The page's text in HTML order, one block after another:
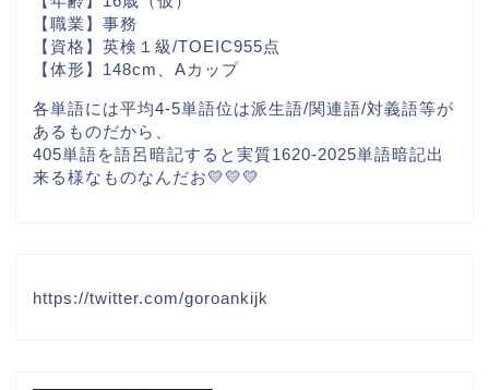
【職業】事務
【資格】英検１級/TOEIC955点
【体形】148cm、Aカップ
各単語には平均4-5単語位は派生語/関連語/対義語等が
あるものだから、
405単語を語呂暗記すると実質1620-2025単語暗記出
来る様なものなんだお💛💛💛
https://twitter.com/goroankijk